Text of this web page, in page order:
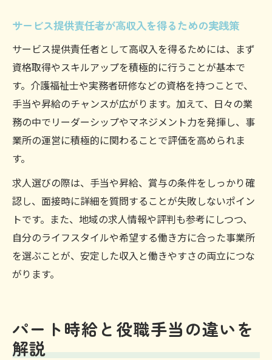
サービス提供責任者が高収入を得るための実践策
サービス提供責任者として高収入を得るためには、まず
資格取得やスキルアップを積極的に行うことが基本で
す。介護福祉士や実務者研修などの資格を持つことで、
手当や昇給のチャンスが広がります。加えて、日々の業
務の中でリーダーシップやマネジメント力を発揮し、事
業所の運営に積極的に関わることで評価を高められま
す。
求人選びの際は、手当や昇給、賞与の条件をしっかり確
認し、面接時に詳細を質問することが失敗しないポイン
トです。また、地域の求人情報や評判も参考にしつつ、
自分のライフスタイルや希望する働き方に合った事業所
を選ぶことが、安定した収入と働きやすさの両立につな
がります。
パート時給と役職手当の違いを
解説